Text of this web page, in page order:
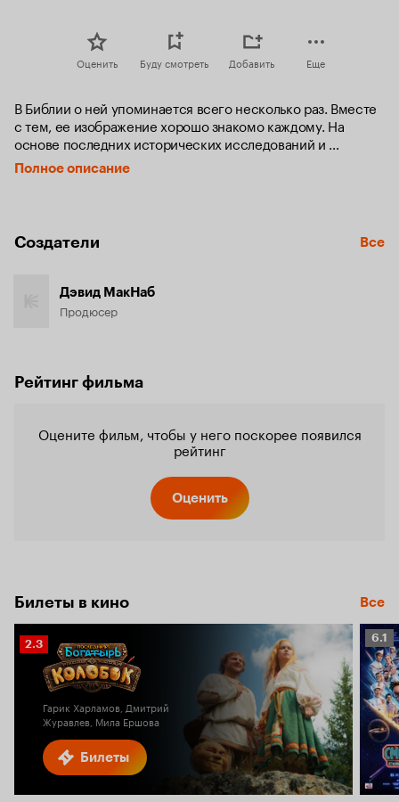
Оценить Буду смотреть Добавить Еще
В Библии о ней упоминается всего несколько раз. Вместе
с тем, ее изображение хорошо знакомо каждому. На
основе последних исторических исследований и
свидетельств нового Завета авторы этого фильма
постарались воссоздать на экране историю этой
общепринятых представлений.
Полное описание
Создатели Все
Дэвид МакНаб
Продюсер
Рейтинг фильма
Оцените фильм, чтобы у него поскорее появился
рейтинг
Оценить
Билеты в кино Все
Билеты
Рейтинг
Кинопоиска
2.3
Гарик Харламов, Дмитрий
Журавлев, Мила Ершова
6.1
6.1